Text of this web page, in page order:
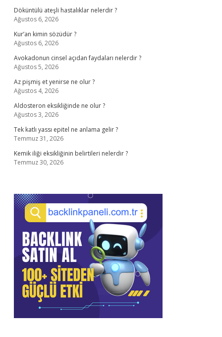
Döküntülü ateşli hastalıklar nelerdir ?
Ağustos 6, 2026
Kur’an kimin sözüdür ?
Ağustos 6, 2026
Avokadonun cinsel açıdan faydaları nelerdir ?
Ağustos 5, 2026
Az pişmiş et yenirse ne olur ?
Ağustos 4, 2026
Aldosteron eksikliğinde ne olur ?
Ağustos 3, 2026
Tek katlı yassı epitel ne anlama gelir ?
Temmuz 31, 2026
Kemik iliği eksikliğinin belirtileri nelerdir ?
Temmuz 30, 2026